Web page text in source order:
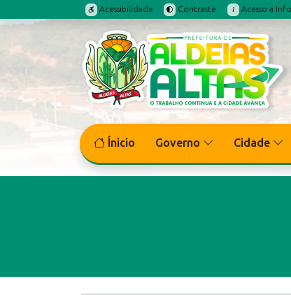
Acessibilidade Contraste Acesso a
Ínicio Governo Cidade